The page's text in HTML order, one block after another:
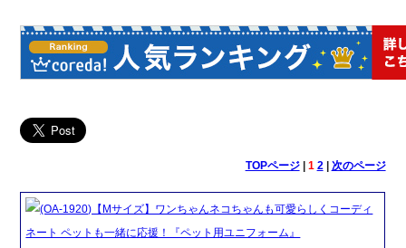
TOPページ| 1 2| 次のページ
(OA-1920)【Mサイズ】ワンちゃんネコちゃんも可愛らしくコーディ
ネート ペットも一緒に応援！『ペット用ユニフォーム』